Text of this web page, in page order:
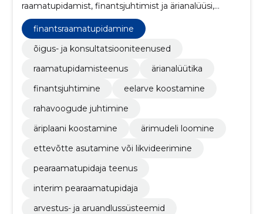
raamatupidamist, finantsjuhtimist ja ärianalüüsi,
aidates ettevõtetel saavutada finantsiline stabiilsus ja
kasv.finantsraamatupidamine
õigus- ja konsultatsiooniteenused
raamatupidamisteenus
ärianalüütika
finantsjuhtimine
eelarve koostamine
rahavoogude juhtimine
äriplaani koostamine
ärimudeli loomine
ettevõtte asutamine või likvideerimine
pearaamatupidaja teenus
interim pearaamatupidaja
arvestus- ja aruandlussüsteemid